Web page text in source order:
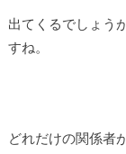
出てくるでしょう
すね。
どれだけの関係者